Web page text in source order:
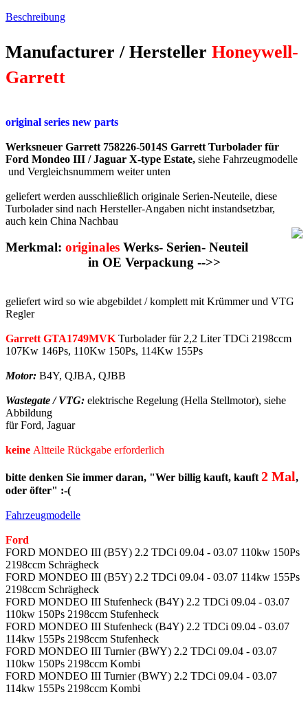
Beschreibung
Manufacturer / Hersteller Honeywell-
Garrett
original series new parts
Werksneuer Garrett 758226-5014S Garrett Turbolader für
Ford Mondeo III / Jaguar X-type Estate, siehe Fahrzeugmodelle
und Vergleichsnummern weiter unten
geliefert werden ausschließlich originale Serien-Neuteile, diese
Turbolader sind nach Hersteller-Angaben nicht instandsetzbar,
auch kein China Nachbau
Merkmal: originales Werks- Serien- Neuteil
in OE Verpackung -->>
geliefert wird so wie abgebildet / komplett mit Krümmer und VTG
Regler
Garrett GTA1749MVK Turbolader für 2,2 Liter TDCi 2198ccm
107Kw 146Ps, 110Kw 150Ps, 114Kw 155Ps
Motor: B4Y, QJBA, QJBB
Wastegate / VTG: elektrische Regelung (Hella Stellmotor), siehe
Abbildung
für Ford, Jaguar
keine Altteile Rückgabe erforderlich
bitte denken Sie immer daran, "Wer billig kauft, kauft 2 Mal,
oder öfter" :-(
Fahrzeugmodelle
Ford
FORD MONDEO III (B5Y) 2.2 TDCi 09.04 - 03.07 110kw 150Ps
2198ccm Schrägheck
FORD MONDEO III (B5Y) 2.2 TDCi 09.04 - 03.07 114kw 155Ps
2198ccm Schrägheck
FORD MONDEO III Stufenheck (B4Y) 2.2 TDCi 09.04 - 03.07
110kw 150Ps 2198ccm Stufenheck
FORD MONDEO III Stufenheck (B4Y) 2.2 TDCi 09.04 - 03.07
114kw 155Ps 2198ccm Stufenheck
FORD MONDEO III Turnier (BWY) 2.2 TDCi 09.04 - 03.07
110kw 150Ps 2198ccm Kombi
FORD MONDEO III Turnier (BWY) 2.2 TDCi 09.04 - 03.07
114kw 155Ps 2198ccm Kombi